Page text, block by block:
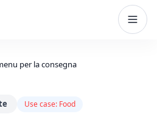
per la consegna
Use case: Food